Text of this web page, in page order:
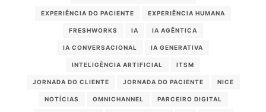
EXPERIÊNCIA DO PACIENTE EXPERIÊNCIA HUMANA
FRESHWORKS IA IA AGÊNTICA
IA CONVERSACIONAL IA GENERATIVA
INTELIGÊNCIA ARTIFICIAL ITSM
JORNADA DO CLIENTE JORNADA DO PACIENTE NICE
NOTÍCIAS OMNICHANNEL PARCEIRO DIGITAL